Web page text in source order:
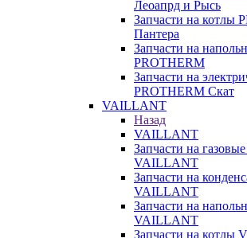
Леоапрд и Рысь
Запчасти на котлы
Пантера
Запчасти на
PROTHERM
Запчасти на
PROTHERM Скат
VAILLANT
Назад
VAILLANT
Запчасти на
VAILLANT
Запчасти на
VAILLANT
Запчасти на
VAILLANT
Запчасти на котлы